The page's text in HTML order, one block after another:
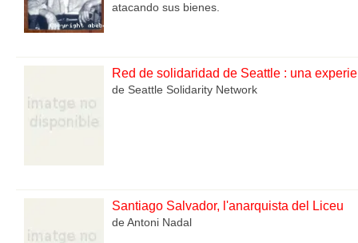
atacando sus bienes.
Red de solidaridad de Seattle : una
de Seattle Solidarity Network
Santiago Salvador, l'anarquista del Liceu
de Antoni Nadal